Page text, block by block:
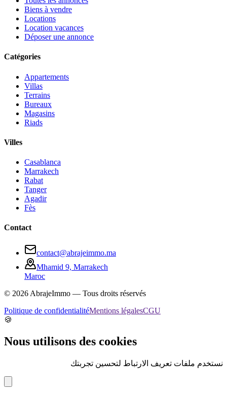
Biens à vendre
Locations
Location vacances
Déposer une annonce
Catégories
Appartements
Villas
Terrains
Bureaux
Magasins
Riads
Villes
Casablanca
Marrakech
Rabat
Tanger
Agadir
Fès
Contact
contact@abrajeimmo.ma
Mhamid 9, Marrakech
Maroc
© 2026 AbrajeImmo — Tous droits réservés
Politique de confidentialitéMentions légalesCGU
🍪
Nous utilisons des cookies
نستخدم ملفات تعريف الارتباط لتحسين تجربتك